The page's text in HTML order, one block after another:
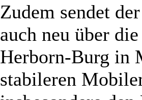
Zudem sendet
auch neu über
Herborn-Burg in
stabileren